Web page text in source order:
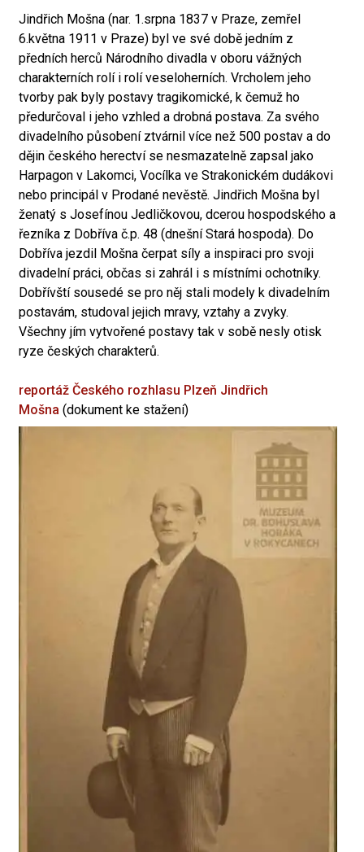
Jindřich Mošna (nar. 1.srpna 1837 v Praze, zemřel
6.května 1911 v Praze) byl ve své době jedním z
předních herců Národního divadla v oboru vážných
charakterních rolí i rolí veseloherních. Vrcholem jeho
tvorby pak byly postavy tragikomické, k čemuž ho
předurčoval i jeho vzhled a drobná postava. Za svého
divadelního působení ztvárnil více než 500 postav a do
dějin českého herectví se nesmazatelně zapsal jako
Harpagon v Lakomci, Vocílka ve Strakonickém dudákovi
nebo principál v Prodané nevěstě. Jindřich Mošna byl
ženatý s Josefínou Jedličkovou, dcerou hospodského a
řezníka z Dobříva č.p. 48 (dnešní Stará hospoda). Do
Dobříva jezdil Mošna čerpat síly a inspiraci pro svoji
divadelní práci, občas si zahrál i s místními ochotníky.
Dobřívští sousedé se pro něj stali modely k divadelním
postavám, studoval jejich mravy, vztahy a zvyky.
Všechny jím vytvořené postavy tak v sobě nesly otisk
ryze českých charakterů.
reportáž Českého rozhlasu Plzeň Jindřich
Mošna (dokument ke stažení)